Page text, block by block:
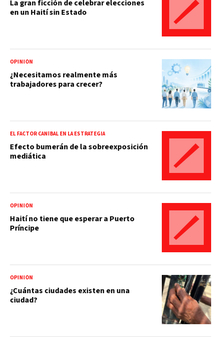
La gran ficción de celebrar elecciones
en un Haití sin Estado
OPINIÓN
¿Necesitamos realmente más
trabajadores para crecer?
EL FACTOR CANÍBAL EN LA ESTRATEGIA
Efecto bumerán de la sobreexposición
mediática
OPINIÓN
Haití no tiene que esperar a Puerto
Príncipe
OPINIÓN
¿Cuántas ciudades existen en una
ciudad?